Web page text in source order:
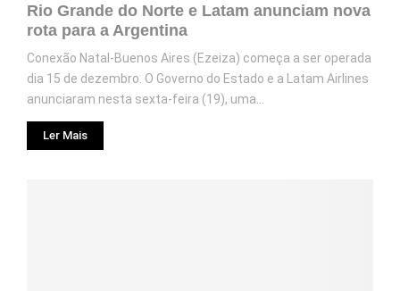
Rio Grande do Norte e Latam anunciam nova
rota para a Argentina
Conexão Natal-Buenos Aires (Ezeiza) começa a ser operada
dia 15 de dezembro. O Governo do Estado e a Latam Airlines
anunciaram nesta sexta-feira (19), uma...
Ler Mais